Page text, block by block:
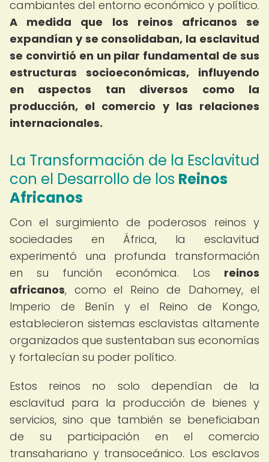
cambiantes del entorno económico y político.
A medida que los reinos africanos se
expandían y se consolidaban, la esclavitud
se convirtió en un pilar fundamental de sus
estructuras socioeconómicas, influyendo
en aspectos tan diversos como la
producción, el comercio y las relaciones
internacionales.
La Transformación de la Esclavitud
con el Desarrollo de los Reinos
Africanos
Con el surgimiento de poderosos reinos y
sociedades en África, la esclavitud
experimentó una profunda transformación
en su función económica. Los reinos
africanos, como el Reino de Dahomey, el
Imperio de Benín y el Reino de Kongo,
establecieron sistemas esclavistas altamente
organizados que sustentaban sus economías
y fortalecían su poder político.
Estos reinos no solo dependían de la
esclavitud para la producción de bienes y
servicios, sino que también se beneficiaban
de su participación en el comercio
transahariano y transoceánico. Los esclavos